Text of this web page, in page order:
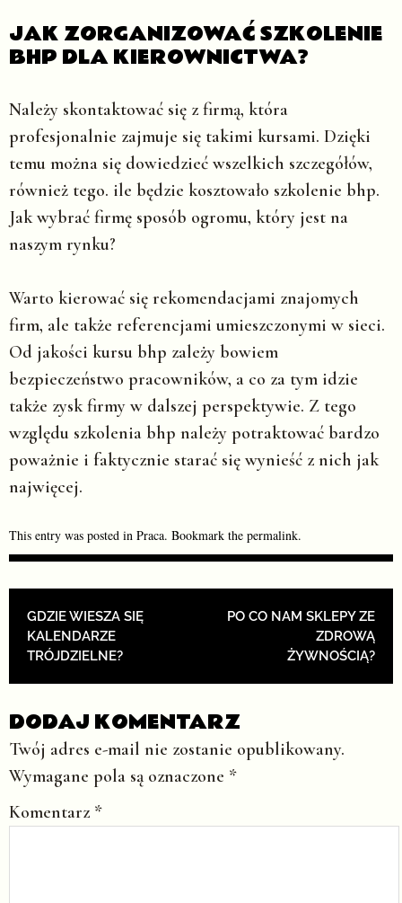
JAK ZORGANIZOWAĆ SZKOLENIE
BHP DLA KIEROWNICTWA?
Należy skontaktować się z firmą, która
profesjonalnie zajmuje się takimi kursami. Dzięki
temu można się dowiedzieć wszelkich szczegółów,
również tego. ile będzie kosztowało szkolenie bhp.
Jak wybrać firmę sposób ogromu, który jest na
naszym rynku?
Warto kierować się rekomendacjami znajomych
firm, ale także referencjami umieszczonymi w sieci.
Od jakości kursu bhp zależy bowiem
bezpieczeństwo pracowników, a co za tym idzie
także zysk firmy w dalszej perspektywie. Z tego
względu szkolenia bhp należy potraktować bardzo
poważnie i faktycznie starać się wynieść z nich jak
najwięcej.
This entry was posted in Praca. Bookmark the permalink.
POST NAVIGATION
GDZIE WIESZA SIĘ
KALENDARZE
TRÓJDZIELNE?
PO CO NAM SKLEPY ZE
ZDROWĄ
ŻYWNOŚCIĄ?
DODAJ KOMENTARZ
Twój adres e-mail nie zostanie opublikowany.
Wymagane pola są oznaczone *
Komentarz *